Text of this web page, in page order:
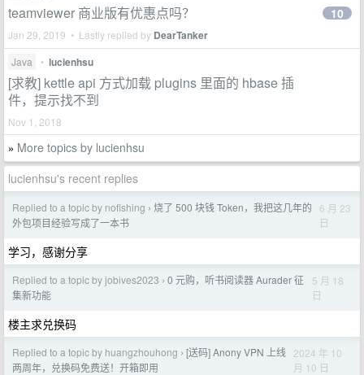
teamviewer 商业版有优惠点吗？
Jan 29, 2019 • Lastly replied by DearTanker
10
Java • lucienhsu
[求教] kettle api 方式加载 plugins 里面的 hbase 插
件，提示找不到
Nov 1, 2018
» More topics by lucienhsu
lucienhsu's recent replies
Replied to a topic by nofishing › 烧了 500 块钱 Token，我把这几年的
外包项目经验写成了一本书
6 月 23
日
学习，感谢分享
Replied to a topic by jobives2023 › 0 元购，听书阅读器 Aurader 征
集新功能
5 月 18
日
楼主求兑换码
Replied to a topic by huangzhouhong › [送码] Anony VPN 上线
两周年，兑换码免费送！开箱即用
2024 年 10
月 10 日